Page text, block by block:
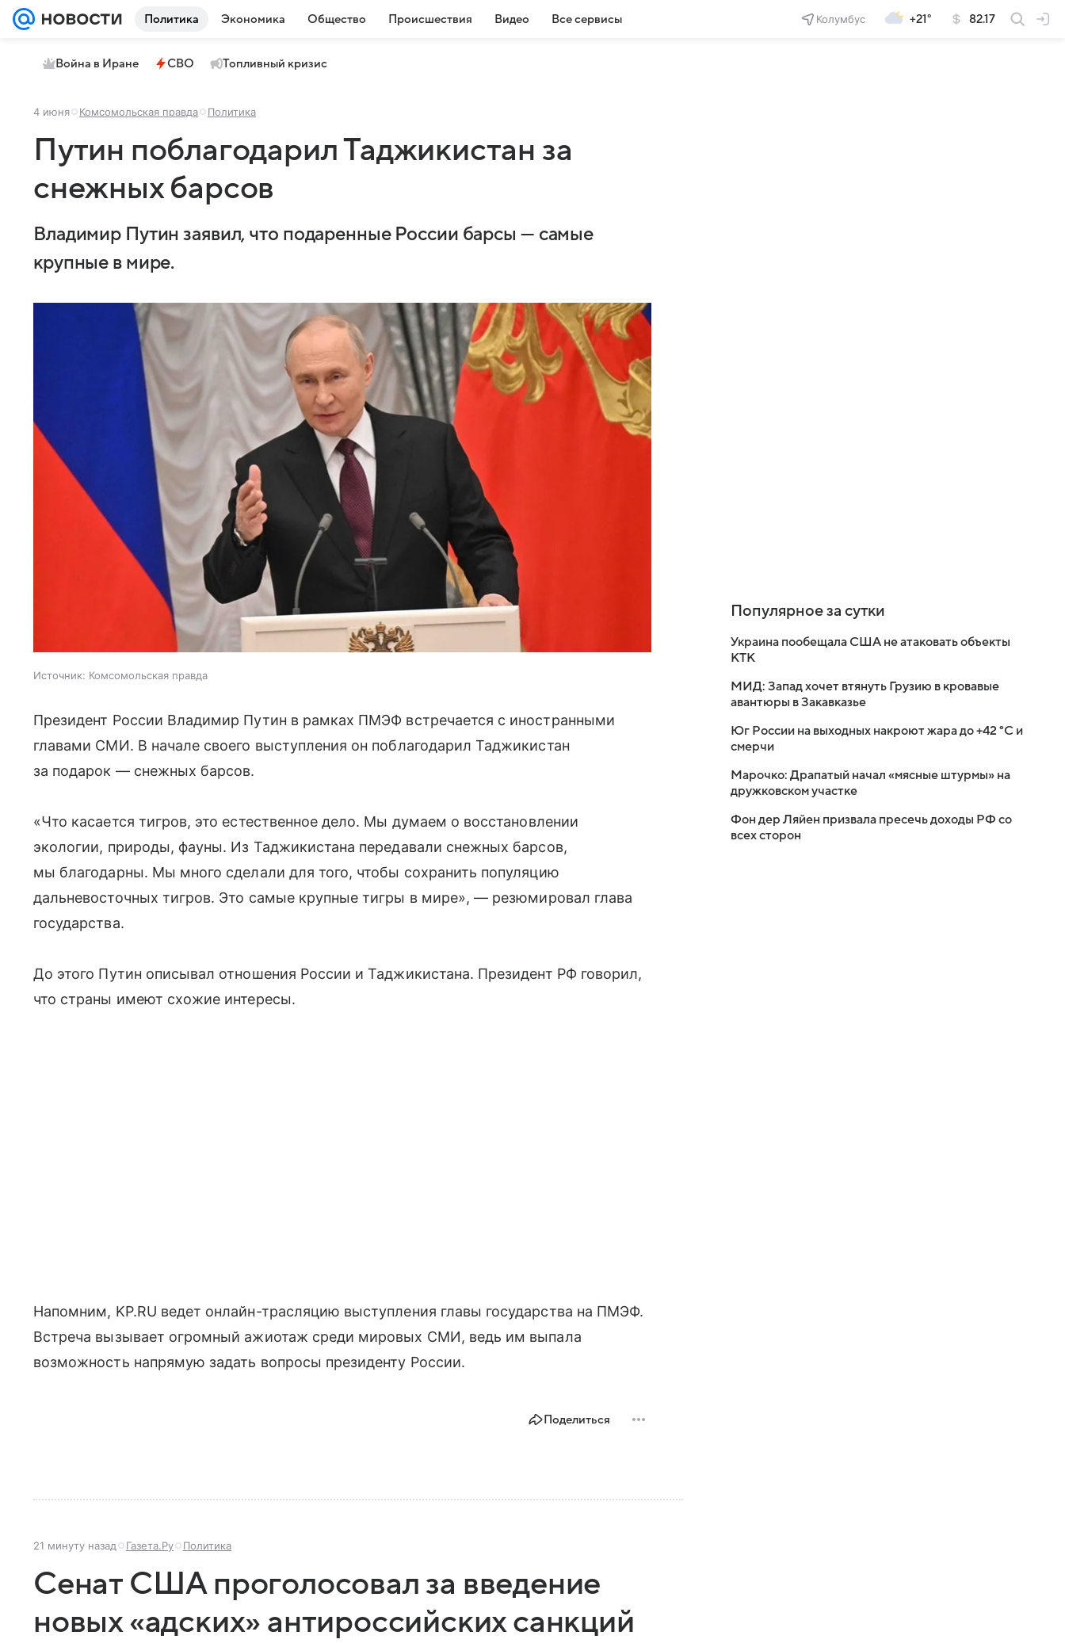
Политика Экономика Общество Происшествия Видео Все сервисы Колумбус +21° 82.17
Война в Иране СВО Топливный кризис
4 июня Комсомольская правда Политика
Путин поблагодарил Таджикистан за
снежных барсов
Владимир Путин заявил, что подаренные России барсы — самые
крупные в мире.
Источник: Комсомольская правда
Президент России Владимир Путин в рамках ПМЭФ встречается с иностранными
главами СМИ. В начале своего выступления он поблагодарил Таджикистан
за подарок — снежных барсов.
«Что касается тигров, это естественное дело. Мы думаем о восстановлении
экологии, природы, фауны. Из Таджикистана передавали снежных барсов,
мы благодарны. Мы много сделали для того, чтобы сохранить популяцию
дальневосточных тигров. Это самые крупные тигры в мире», — резюмировал глава
государства.
До этого Путин описывал отношения России и Таджикистана. Президент РФ говорил,
что страны имеют схожие интересы.
Напомним, KP.RU ведет онлайн-трасляцию выступления главы государства на ПМЭФ.
Встреча вызывает огромный ажиотаж среди мировых СМИ, ведь им выпала
возможность напрямую задать вопросы президенту России.
Поделиться
21 минуту назад Газета.Ру Политика
Сенат США проголосовал за введение
новых «адских» антироссийских санкций
Популярное за сутки
Украина пообещала США не атаковать объекты
КТК
МИД: Запад хочет втянуть Грузию в кровавые
авантюры в Закавказье
Юг России на выходных накроют жара до +42 °C и
смерчи
Марочко: Драпатый начал «мясные штурмы» на
дружковском участке
Фон дер Ляйен призвала пресечь доходы РФ со
всех сторон